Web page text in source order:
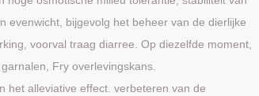
evenwicht, bijgevolg het beheer van de dierlijke
voorval traag diarree. Op diezelfde moment,
Fry overlevingskans.
het alleviative effect. verbeteren van de